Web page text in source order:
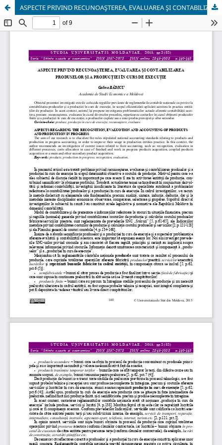
ASPECTE PRIVIND RECUNOAŞTEREA, EVALUAREA ŞI CONTABILIZAREA PRODUSELOR ŞI A PRODUCŢIEI ÎN CURS DE EXECUŢIE